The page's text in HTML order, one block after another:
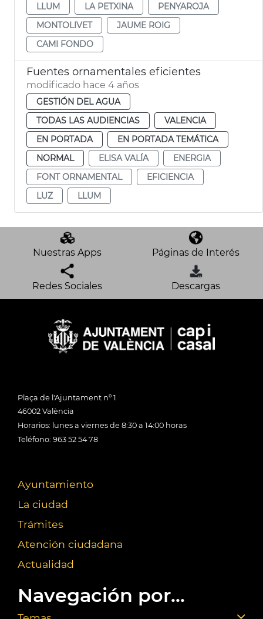
LLUM
LA PETXINA
PENYAROJA
MONTOLIVET
JAUME ROIG
CAMI FONDO
Fuentes ornamentales eficientes
modificado hace 4 años
GESTIÓN DEL AGUA
TODAS LAS AUDIENCIAS
VALENCIA
EN PORTADA
EN PORTADA TEMÁTICA
NORMAL
ELISA VALÍA
ENERGIA
FONT ORNAMENTAL
EFICIENCIA
LUZ
LLUM
Nuestras Apps Páginas de Interés
Redes Sociales Descargas
Plaça de l'Ajuntament nº 1
46002 València
Horarios: lunes a viernes de 8:30 a 14:00 horas
Teléfono: 963 52 54 78
Ayuntamiento
La ciudad
Trámites
Atención ciudadana
Actualidad
Navegación por...